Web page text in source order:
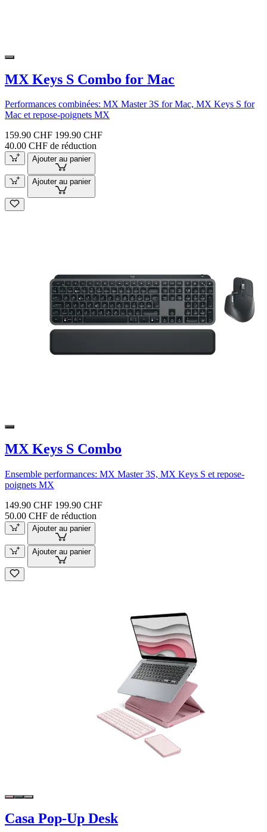
MX Keys S Combo for Mac
Performances combinées: MX Master 3S for Mac, MX Keys S for
Mac et repose-poignets MX
159.90 CHF 199.90 CHF
40.00 CHF de réduction
Ajouter au panier
Ajouter au panier
MX Keys S Combo
Ensemble performances: MX Master 3S, MX Keys S et repose-
poignets MX
149.90 CHF 199.90 CHF
50.00 CHF de réduction
Ajouter au panier
Ajouter au panier
Casa Pop-Up Desk